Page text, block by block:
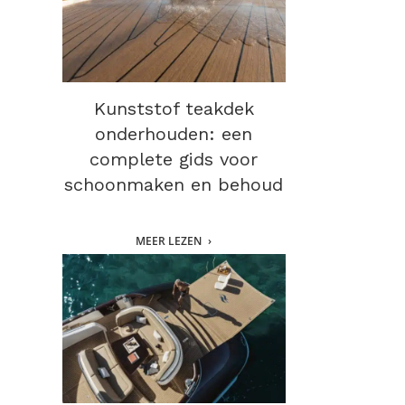
Kunststof teakdek
onderhouden: een
complete gids voor
schoonmaken en behoud
MEER LEZEN